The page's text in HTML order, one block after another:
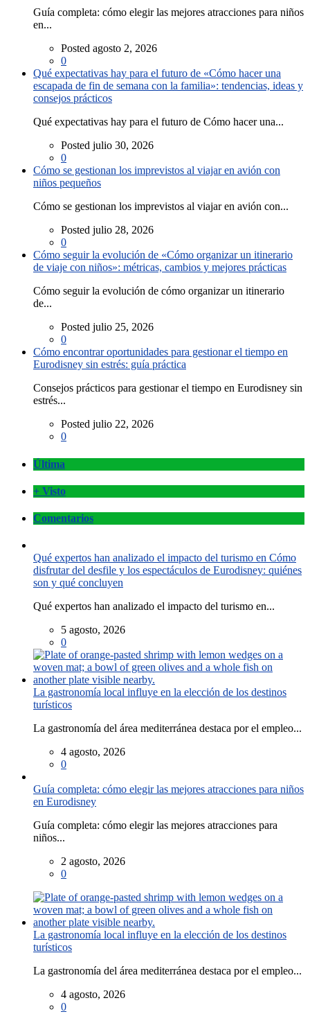
Guía completa: cómo elegir las mejores atracciones para niños
en...
Posted agosto 2, 2026
0
Qué expectativas hay para el futuro de «Cómo hacer una
escapada de fin de semana con la familia»: tendencias, ideas y
consejos prácticos
Qué expectativas hay para el futuro de Cómo hacer una...
Posted julio 30, 2026
0
Cómo se gestionan los imprevistos al viajar en avión con
niños pequeños
Cómo se gestionan los imprevistos al viajar en avión con...
Posted julio 28, 2026
0
Cómo seguir la evolución de «Cómo organizar un itinerario
de viaje con niños»: métricas, cambios y mejores prácticas
Cómo seguir la evolución de cómo organizar un itinerario
de...
Posted julio 25, 2026
0
Cómo encontrar oportunidades para gestionar el tiempo en
Eurodisney sin estrés: guía práctica
Consejos prácticos para gestionar el tiempo en Eurodisney sin
estrés...
Posted julio 22, 2026
0
Última
+ Visto
Comentarios
Qué expertos han analizado el impacto del turismo en Cómo
disfrutar del desfile y los espectáculos de Eurodisney: quiénes
son y qué concluyen
Qué expertos han analizado el impacto del turismo en...
5 agosto, 2026
0
La gastronomía local influye en la elección de los destinos
turísticos
La gastronomía del área mediterránea destaca por el empleo...
4 agosto, 2026
0
Guía completa: cómo elegir las mejores atracciones para niños
en Eurodisney
Guía completa: cómo elegir las mejores atracciones para
niños...
2 agosto, 2026
0
La gastronomía local influye en la elección de los destinos
turísticos
La gastronomía del área mediterránea destaca por el empleo...
4 agosto, 2026
0